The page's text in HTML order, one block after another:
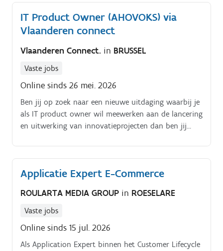
tab%3Bw. Ql.
IT Product Owner (AHOVOKS) via
Vlaanderen connect
Vlaanderen Connect. in BRUSSEL
Vaste jobs
Online sinds 26 mei. 2026
Ben jij op zoek naar een nieuwe uitdaging waarbij je
als IT product owner wil meewerken aan de lancering
en uitwerking van innovatieprojecten dan ben jij
Product Owner, eigenaarschap op over twee
strategische databanken voor hoger onderwijs en
volwassenenonderwijs.
Applicatie Expert E-Commerce
ROULARTA MEDIA GROUP in ROESELARE
Vaste jobs
Online sinds 15 jul. 2026
Als Application Expert binnen het Customer Lifecycle